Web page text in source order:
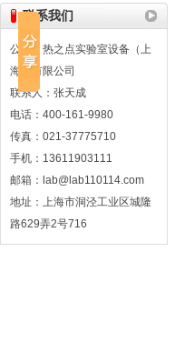
联系我们
公司：热之点实验室设备（上
海）有限公司
联系人：张天成
电话：400-161-9980
传真：021-37775710
手机：13611903111
邮箱：lab@lab110114.com
地址：上海市洞泾工业区城隆
路629弄2号716